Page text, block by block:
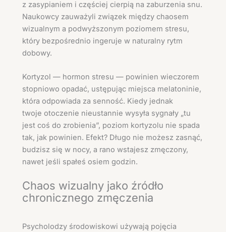
z zasypianiem i częściej cierpią na zaburzenia snu.
Naukowcy zauważyli związek między chaosem
wizualnym a podwyższonym poziomem stresu,
który bezpośrednio ingeruje w naturalny rytm
dobowy.
Kortyzol — hormon stresu — powinien wieczorem
stopniowo opadać, ustępując miejsca melatoninie,
która odpowiada za senność. Kiedy jednak
twoje otoczenie nieustannie wysyła sygnały „tu
jest coś do zrobienia”, poziom kortyzolu nie spada
tak, jak powinien. Efekt? Długo nie możesz zasnąć,
budzisz się w nocy, a rano wstajesz zmęczony,
nawet jeśli spałeś osiem godzin.
Chaos wizualny jako źródło
chronicznego zmęczenia
Psycholodzy środowiskowi używają pojęcia